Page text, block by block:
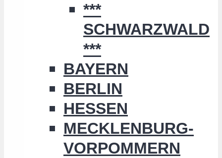
***
SCHWARZWALD
***
BAYERN
BERLIN
HESSEN
MECKLENBURG-
VORPOMMERN